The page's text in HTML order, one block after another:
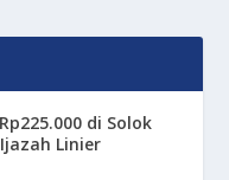
di Solok
Linier